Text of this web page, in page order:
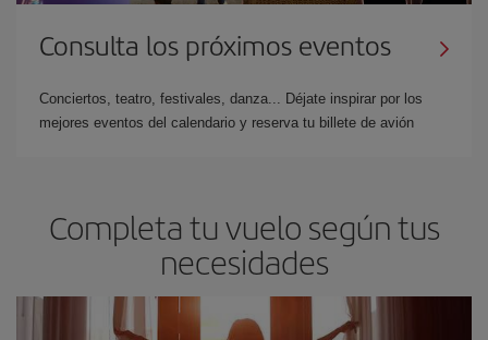
Consulta los próximos eventos
Conciertos, teatro, festivales, danza... Déjate inspirar por los
mejores eventos del calendario y reserva tu billete de avión
Completa tu vuelo según tus
necesidades